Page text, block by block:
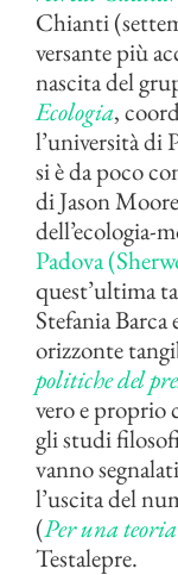
Chianti
versante più
nascita del
Ecologia,
l’università di
si è da poco
di Jason
dell’ecologia-
Padova
quest’ultima
Stefania
orizzonte
politiche del
vero e proprio
gli studi
vanno
l’uscita del
(Per una teoria
Testalepre.